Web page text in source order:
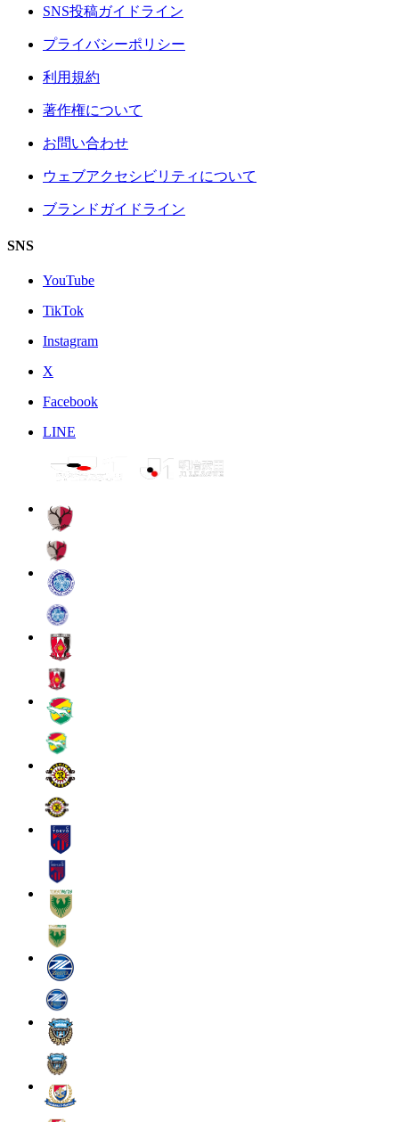
SNS投稿ガイドライン
プライバシーポリシー
利用規約
著作権について
お問い合わせ
ウェブアクセシビリティについて
ブランドガイドライン
SNS
YouTube
TikTok
Instagram
X
Facebook
LINE